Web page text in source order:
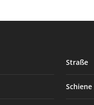
Straße
Schiene